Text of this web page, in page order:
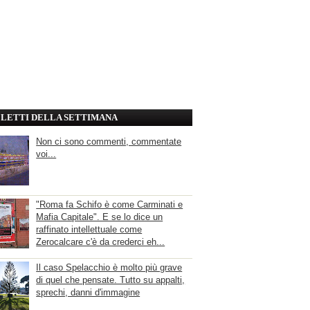
DELLA SETTIMANA
Non ci sono commenti, commentate
voi...
"Roma fa Schifo è come Carminati e
Mafia Capitale". E se lo dice un
raffinato intellettuale come
Zerocalcare c'è da crederci eh...
Il caso Spelacchio è molto più grave
di quel che pensate. Tutto su appalti,
sprechi, danni d'immagine